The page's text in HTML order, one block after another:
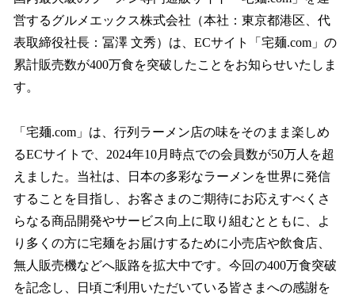
数
を
読
み
み
で
す
営するグルメエックス株式会社（本社：東京都港区、代
表取締役社長：冨澤 文秀）は、ECサイト「宅麺.com」の
累計販売数が400万食を突破したことをお知らせいたしま
す。
「宅麺.com」は、行列ラーメン店の味をそのまま楽しめ
るECサイトで、2024年10月時点での会員数が50万人を超
えました。当社は、日本の多彩なラーメンを世界に発信
することを目指し、お客さまのご期待にお応えすべくさ
らなる商品開発やサービス向上に取り組むとともに、よ
り多くの方に宅麺をお届けするために小売店や飲食店、
無人販売機などへ販路を拡大中です。今回の400万食突破
を記念し、日頃ご利用いただいている皆さまへの感謝を